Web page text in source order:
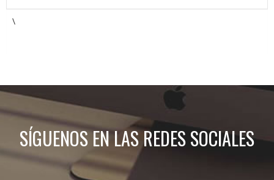
\
SÍGUENOS EN LAS REDES SOCIALES